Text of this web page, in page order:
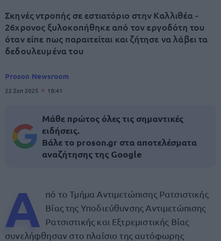
Σκηνές ντροπής σε εστιατόριο στην Καλλιθέα -
26χρονος ξυλοκοπήθηκε από τον εργοδότη του
όταν είπε πως παραιτείται και ζήτησε να λάβει τα
δεδουλευμένα του
Proson Newsroom
22 Σεπ 2025 18:41
Μάθε πρώτος όλες τις σημαντικές
ειδήσεις.
Βάλε το proson.gr στα αποτελέσματα
αναζήτησης της Google
Α πό το Τμήμα Αντιμετώπισης Ρατσιστικής
Βίας της Υποδιεύθυνσης Αντιμετώπισης
Ρατσιστικής και Εξτρεμιστικής Βίας
συνελήφθησαν στο πλαίσιο της αυτόφωρης